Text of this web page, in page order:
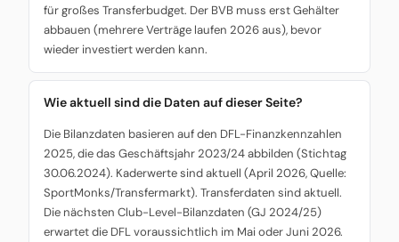
für großes Transferbudget. Der BVB muss erst Gehälter
abbauen (mehrere Verträge laufen 2026 aus), bevor
wieder investiert werden kann.
Wie aktuell sind die Daten auf dieser Seite?
Die Bilanzdaten basieren auf den DFL-Finanzkennzahlen
2025, die das Geschäftsjahr 2023/24 abbilden (Stichtag
30.06.2024). Kaderwerte sind aktuell (April 2026, Quelle:
SportMonks/Transfermarkt). Transferdaten sind aktuell.
Die nächsten Club-Level-Bilanzdaten (GJ 2024/25)
erwartet die DFL voraussichtlich im Mai oder Juni 2026.